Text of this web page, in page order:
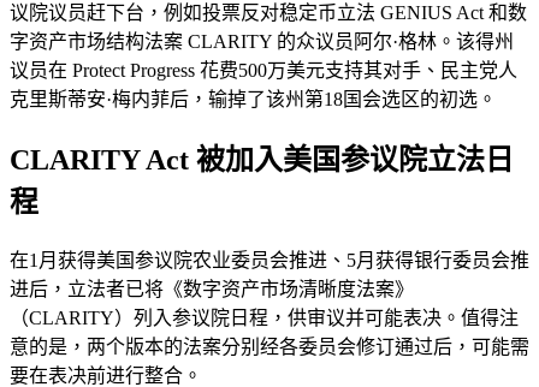
议院议员赶下台，例如投票反对稳定币立法 GENIUS Act 和数
字资产市场结构法案 CLARITY 的众议员阿尔·格林。该得州
议员在 Protect Progress 花费500万美元支持其对手、民主党人
克里斯蒂安·梅内菲后，输掉了该州第18国会选区的初选。
CLARITY Act 被加入美国参议院立法日
程
在1月获得美国参议院农业委员会推进、5月获得银行委员会推
进后，立法者已将《数字资产市场清晰度法案》
（CLARITY）列入参议院日程，供审议并可能表决。值得注
意的是，两个版本的法案分别经各委员会修订通过后，可能需
要在表决前进行整合。